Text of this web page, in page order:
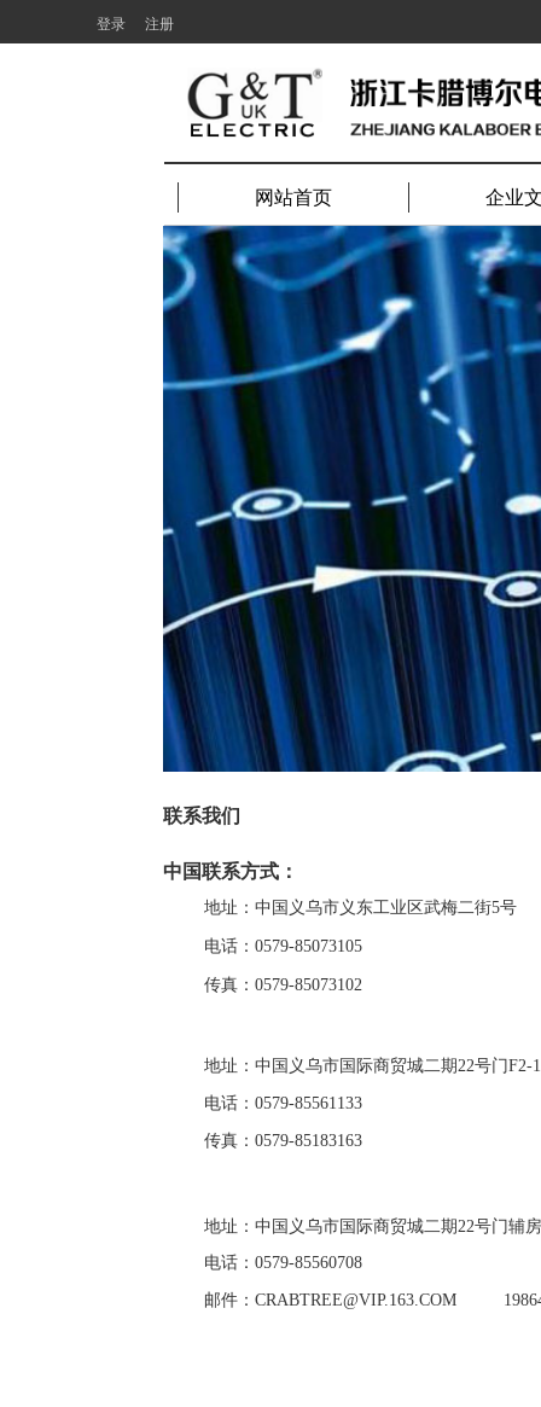
登录 注册
网站首页 企业
联系我们
中国联系方式：
地址：中国义乌市义东工业区武梅二街5号
电话： 0579-85073105
传真： 0579-85073102
地址：中国义乌市国际商贸城二期22号门F2-
电话： 0579-85561133
传真： 0579-85183163
地址：中国义乌市国际商贸城二期22号门辅
电话： 0579-85560708
邮件： CRABTREE@VIP.163.COM